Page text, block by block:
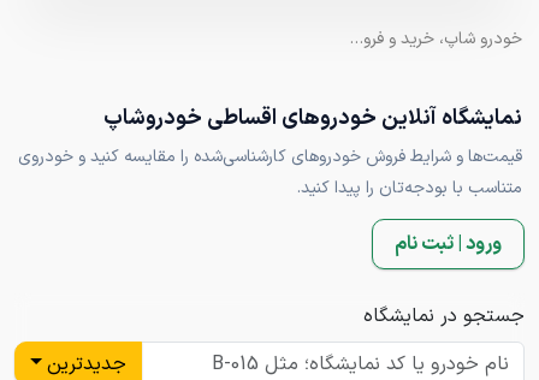
خودرو شاپ، خرید و فروش خودرو اقساطی مدل ۹۰ به بالا با ضمانت کارشناسی
نمایشگاه آنلاین خودروهای اقساطی خودروشاپ
قیمت‌ها و شرایط فروش خودروهای کارشناسی‌شده را مقایسه کنید و خودروی
متناسب با بودجه‌تان را پیدا کنید.
ورود | ثبت نام
جستجو در نمایشگاه
جدیدترین